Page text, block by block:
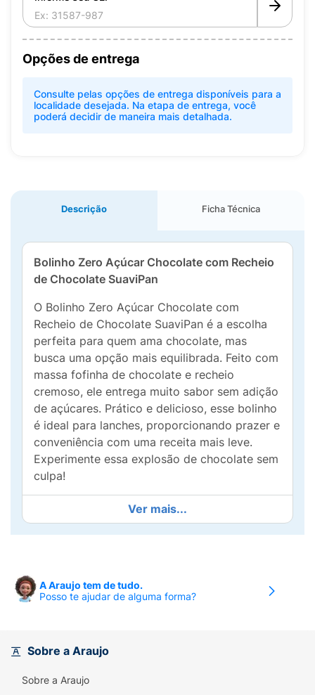
Opções de entrega
Consulte pelas opções de entrega disponíveis para a
localidade desejada. Na etapa de entrega, você
poderá decidir de maneira mais detalhada.
Descrição Ficha Técnica
Bolinho Zero Açúcar Chocolate com Recheio
de Chocolate SuaviPan
O Bolinho Zero Açúcar Chocolate com
Recheio de Chocolate SuaviPan é a escolha
perfeita para quem ama chocolate, mas
busca uma opção mais equilibrada. Feito com
massa fofinha de chocolate e recheio
cremoso, ele entrega muito sabor sem adição
de açúcares. Prático e delicioso, esse bolinho
é ideal para lanches, proporcionando prazer e
conveniência com uma receita mais leve.
Experimente essa explosão de chocolate sem
culpa!
O Bolinhos Zero Açúcar SuaviPan - Baunilha
açúcares. Rico em fibras, possui baixo teor de
sódio, baixas calorias e é isento de gorduras
Por que Comprar:
Zero adição de açúcares.
Ver mais...
A Araujo tem de tudo.
Posso te ajudar de alguma forma?
Sobre a Araujo
Sobre a Araujo